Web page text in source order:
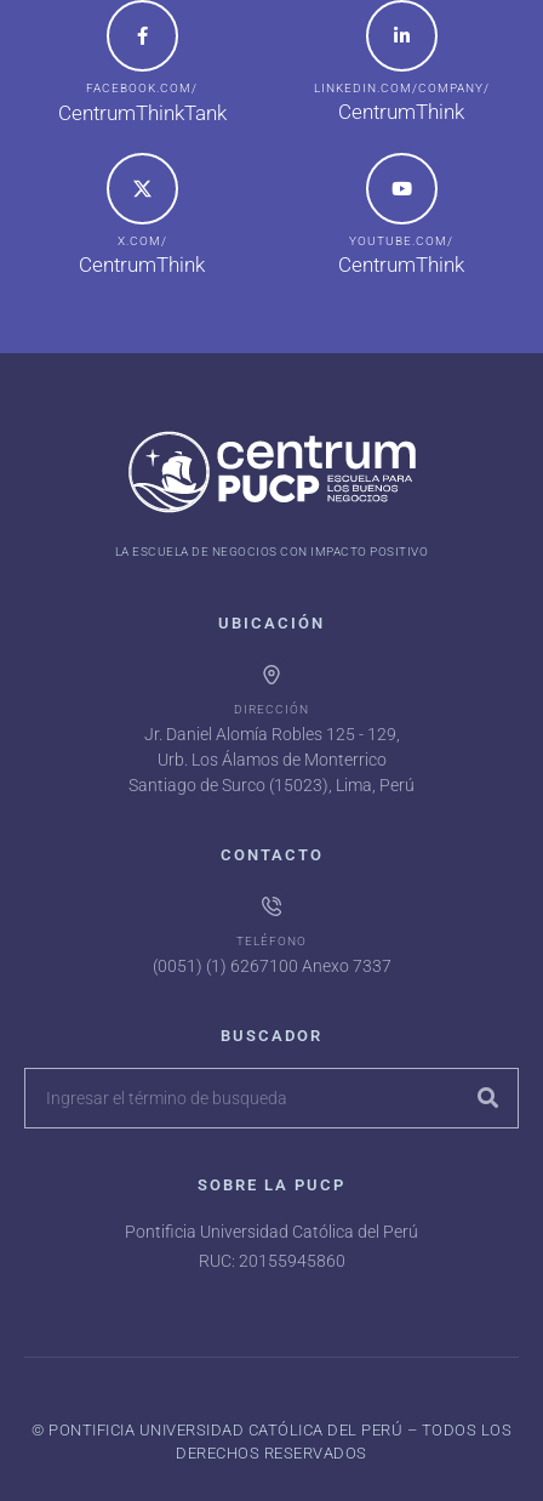
FACEBOOK.COM/
CentrumThinkTank
LINKEDIN.COM/COMPANY/
CentrumThink
X.COM/
CentrumThink
YOUTUBE.COM/
CentrumThink
LA ESCUELA DE NEGOCIOS CON IMPACTO POSITIVO
UBICACIÓN
DIRECCIÓN
Jr. Daniel Alomía Robles 125 - 129,
Urb. Los Álamos de Monterrico
Santiago de Surco (15023), Lima, Perú
CONTACTO
TELÉFONO
(0051) (1) 6267100 Anexo 7337
BUSCADOR
SOBRE LA PUCP
Pontificia Universidad Católica del Perú
RUC: 20155945860
©️ PONTIFICIA UNIVERSIDAD CATÓLICA DEL PERÚ – TODOS LOS
DERECHOS RESERVADOS